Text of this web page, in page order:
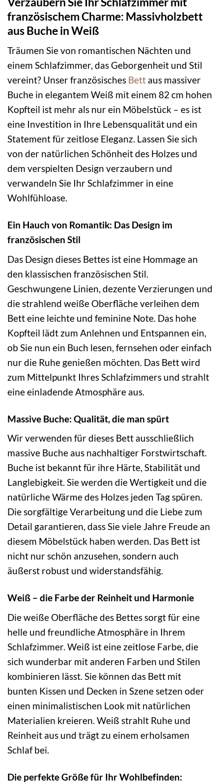
französischem Charme: Massivholzbett
aus Buche in Weiß
Träumen Sie von romantischen Nächten und
einem Schlafzimmer, das Geborgenheit und Stil
vereint? Unser französisches Bett aus massiver
Buche in elegantem Weiß mit einem 82 cm hohen
Kopfteil ist mehr als nur ein Möbelstück – es ist
eine Investition in Ihre Lebensqualität und ein
Statement für zeitlose Eleganz. Lassen Sie sich
von der natürlichen Schönheit des Holzes und
dem verspielten Design verzaubern und
verwandeln Sie Ihr Schlafzimmer in eine
Wohlfühloase.
Ein Hauch von Romantik: Das Design im
französischen Stil
Das Design dieses Bettes ist eine Hommage an
den klassischen französischen Stil.
Geschwungene Linien, dezente Verzierungen und
die strahlend weiße Oberfläche verleihen dem
Bett eine leichte und feminine Note. Das hohe
Kopfteil lädt zum Anlehnen und Entspannen ein,
ob Sie nun ein Buch lesen, fernsehen oder einfach
nur die Ruhe genießen möchten. Das Bett wird
zum Mittelpunkt Ihres Schlafzimmers und strahlt
eine einladende Atmosphäre aus.
Massive Buche: Qualität, die man spürt
Wir verwenden für dieses Bett ausschließlich
massive Buche aus nachhaltiger Forstwirtschaft.
Buche ist bekannt für ihre Härte, Stabilität und
Langlebigkeit. Sie werden die Wertigkeit und die
natürliche Wärme des Holzes jeden Tag spüren.
Die sorgfältige Verarbeitung und die Liebe zum
Detail garantieren, dass Sie viele Jahre Freude an
diesem Möbelstück haben werden. Das Bett ist
nicht nur schön anzusehen, sondern auch
äußerst robust und widerstandsfähig.
Weiß – die Farbe der Reinheit und Harmonie
Die weiße Oberfläche des Bettes sorgt für eine
helle und freundliche Atmosphäre in Ihrem
Schlafzimmer. Weiß ist eine zeitlose Farbe, die
sich wunderbar mit anderen Farben und Stilen
kombinieren lässt. Sie können das Bett mit
bunten Kissen und Decken in Szene setzen oder
einen minimalistischen Look mit natürlichen
Materialien kreieren. Weiß strahlt Ruhe und
Reinheit aus und trägt zu einem erholsamen
Schlaf bei.
Die perfekte Größe für Ihr Wohlbefinden: